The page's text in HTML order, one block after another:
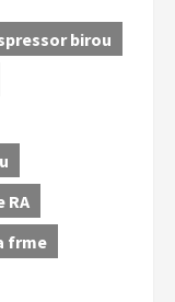
birou
RA
frme